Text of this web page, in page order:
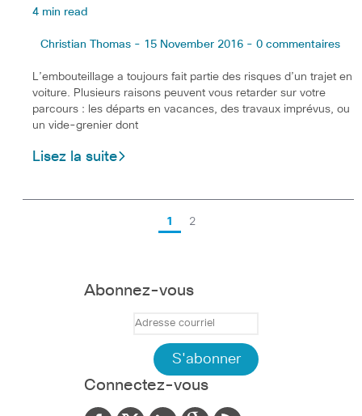
4 min read
Christian Thomas - 15 November 2016 - 0 commentaires
L’embouteillage a toujours fait partie des risques d’un trajet en
voiture. Plusieurs raisons peuvent vous retarder sur votre
parcours : les départs en vacances, des travaux imprévus, ou
un vide-grenier dont
Lisez la suite
1 2
Abonnez-vous
Connectez-vous